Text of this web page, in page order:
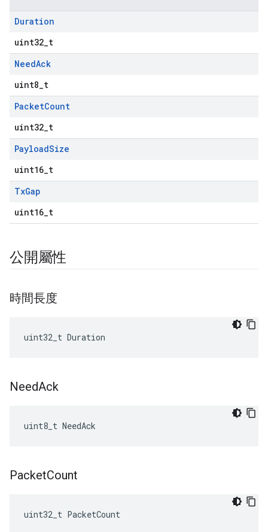
Duration
uint32_t
NeedAck
uint8_t
PacketCount
uint32_t
PayloadSize
uint16_t
TxGap
uint16_t
公開屬性
時間長度
uint32_t Duration
NeedAck
uint8_t NeedAck
PacketCount
uint32_t PacketCount